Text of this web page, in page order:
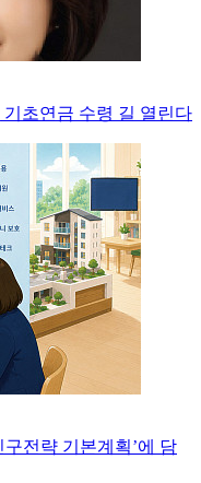
초연금 수령 길 열린다
전략 기본계획’에 담